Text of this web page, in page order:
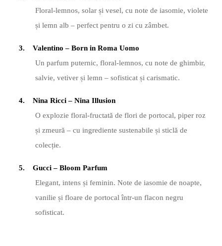
Floral-lemnos, solarși vesel, cu note de iasomie, violete
și lemn alb – perfect pentru o zi cu zâmbet.
3.
Valentino – Born in Roma Uomo
Un parfum puternic, floral-lemnos, cu note de ghimbir,
salvie, vetiver și lemn – sofisticat și carismatic.
4. Nina Ricci– Nina Illusion
O explozie floral-fructatăde flori de portocal, piper roz
și zmeură – cu ingrediente sustenabile și sticlăde
colecție.
5. Gucci– Bloom Parfum
Elegant, intens și feminin.Note de iasomie de noapte,
vanilie și floare de portocal într-un flacon negru
sofisticat.